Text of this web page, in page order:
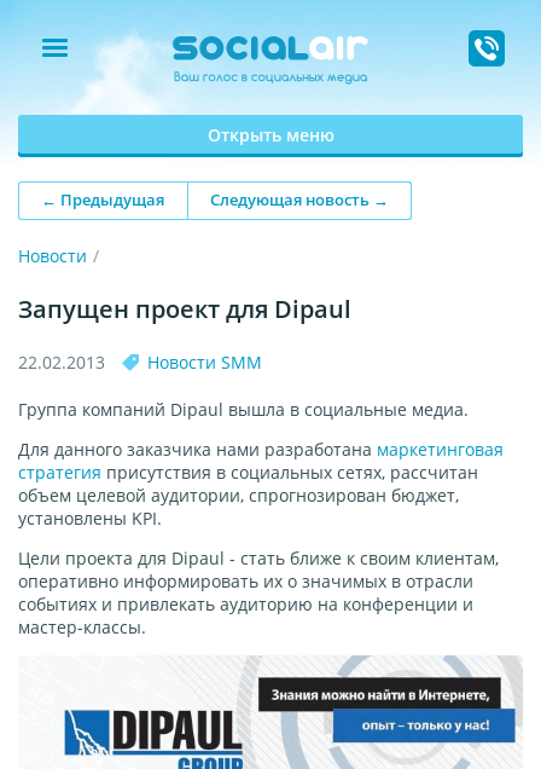
Открыть меню
← Предыдущая Следующая новость →
Новости
Запущен проект для Dipaul
22.02.2013 Новости SMM
Группа компаний Dipaul вышла в социальные медиа.
Для данного заказчика нами разработана маркетинговая
стратегия присутствия в социальных сетях, рассчитан
объем целевой аудитории, спрогнозирован бюджет,
установлены KPI.
Цели проекта для Dipaul - стать ближе к своим клиентам,
оперативно информировать их о значимых в отрасли
событиях и привлекать аудиторию на конференции и
мастер-классы.